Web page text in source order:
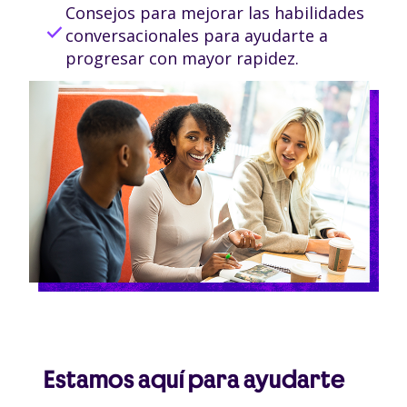
check
Consejos para mejorar las habilidades
conversacionales para ayudarte a
progresar con mayor rapidez.
Estamos aquí para ayudarte